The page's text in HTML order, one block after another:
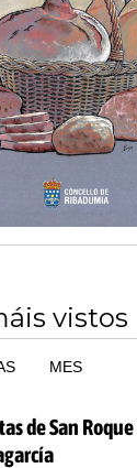
vistos
MES
de San